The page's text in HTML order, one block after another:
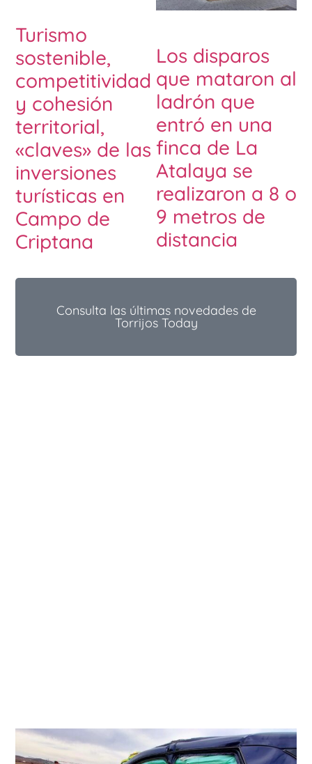
Turismo
sostenible,
competitividad
y cohesión
territorial,
«claves» de las
inversiones
turísticas en
Campo de
Criptana
Los disparos
que mataron al
ladrón que
entró en una
finca de La
Atalaya se
realizaron a 8 o
9 metros de
distancia
Consulta las últimas novedades de
Torrijos Today